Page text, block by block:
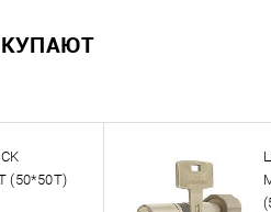
(50*50T)